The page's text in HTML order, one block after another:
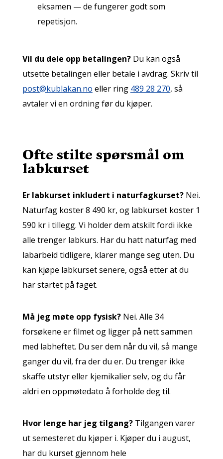
eksamen — de fungerer godt som
repetisjon.
Vil du dele opp betalingen?Du kan også
utsette betalingen eller betale i avdrag. Skriv til
post@kublakan.no eller ring 489 28 270, så
avtaler vi en ordning før du kjøper.
Ofte stilte spørsmål om
labkurset
Er labkurset inkludert i naturfagkurset?Nei.
Naturfag koster 8 490 kr, og labkurset koster 1
590 kr i tillegg. Vi holder dem atskilt fordi ikke
alle trenger labkurs. Har du hatt naturfag med
labarbeid tidligere, klarer mange seg uten. Du
kan kjøpe labkurset senere, også etter at du
har startet på faget.
Må jeg møte opp fysisk?Nei. Alle 34
forsøkene er filmet og ligger på nett sammen
med labheftet. Du ser dem når du vil, så mange
ganger du vil, fra der du er. Du trenger ikke
skaffe utstyr eller kjemikalier selv, og du får
aldri en oppmøtedato å forholde deg til.
Hvor lenge har jeg tilgang?Tilgangen varer
ut semesteret du kjøper i. Kjøper du i august,
har du kurset gjennom hele